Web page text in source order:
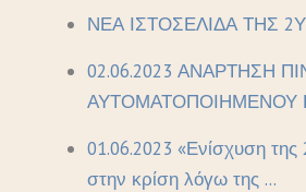
ΝΕΑ ΙΣΤΟΣΕΛΙΔΑ ΤΗΣ
02.06.2023 ΑΝΑΡΤΗΣΗ
ΑΥΤΟΜΑΤΟΠΟΙΗΜΕΝΟΥ
01.06.2023 «Ενίσχυση
στην κρίση λόγω της ...